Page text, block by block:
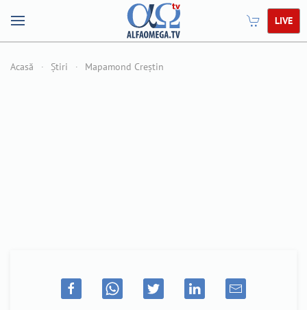
LIVE
Acasă Știri Mapamond Creștin